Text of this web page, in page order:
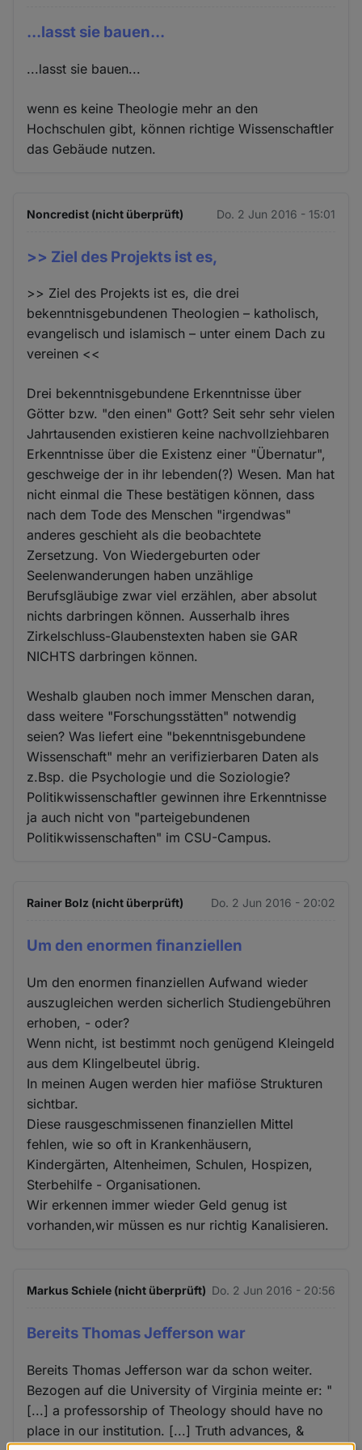
...lasst sie bauen...
...lasst sie bauen...
wenn es keine Theologie mehr an den
Hochschulen gibt, können richtige Wissenschaftler
das Gebäude nutzen.
Noncredist (nicht überprüft) Do. 2 Jun 2016 - 15:01
>> Ziel des Projekts ist es,
>> Ziel des Projekts ist es, die drei
bekenntnisgebundenen Theologien – katholisch,
evangelisch und islamisch – unter einem Dach zu
vereinen <<
Drei bekenntnisgebundene Erkenntnisse über
Götter bzw. "den einen" Gott? Seit sehr sehr vielen
Jahrtausenden existieren keine nachvollziehbaren
Erkenntnisse über die Existenz einer "Übernatur",
geschweige der in ihr lebenden(?) Wesen. Man hat
nicht einmal die These bestätigen können, dass
nach dem Tode des Menschen "irgendwas"
anderes geschieht als die beobachtete
Zersetzung. Von Wiedergeburten oder
Seelenwanderungen haben unzählige
Berufsgläubige zwar viel erzählen, aber absolut
nichts darbringen können. Ausserhalb ihres
Zirkelschluss-Glaubenstexten haben sie GAR
NICHTS darbringen können.
Weshalb glauben noch immer Menschen daran,
dass weitere "Forschungsstätten" notwendig
seien? Was liefert eine "bekenntnisgebundene
Wissenschaft" mehr an verifizierbaren Daten als
z.Bsp. die Psychologie und die Soziologie?
Politikwissenschaftler gewinnen ihre Erkenntnisse
ja auch nicht von "parteigebundenen
Politikwissenschaften" im CSU-Campus.
Rainer Bolz (nicht überprüft) Do. 2 Jun 2016 - 20:02
Um den enormen finanziellen
Um den enormen finanziellen Aufwand wieder
auszugleichen werden sicherlich Studiengebühren
erhoben, - oder?
Wenn nicht, ist bestimmt noch genügend Kleingeld
aus dem Klingelbeutel übrig.
In meinen Augen werden hier mafiöse Strukturen
sichtbar.
Diese rausgeschmissenen finanziellen Mittel
fehlen, wie so oft in Krankenhäusern,
Kindergärten, Altenheimen, Schulen, Hospizen,
Sterbehilfe - Organisationen.
Wir erkennen immer wieder Geld genug ist
vorhanden,wir müssen es nur richtig Kanalisieren.
Markus Schiele (nicht überprüft) Do. 2 Jun 2016 - 20:56
Bereits Thomas Jefferson war
Bereits Thomas Jefferson war da schon weiter.
Bezogen auf die University of Virginia meinte er: "
[...] a professorship of Theology should have no
place in our institution. [...] Truth advances, &